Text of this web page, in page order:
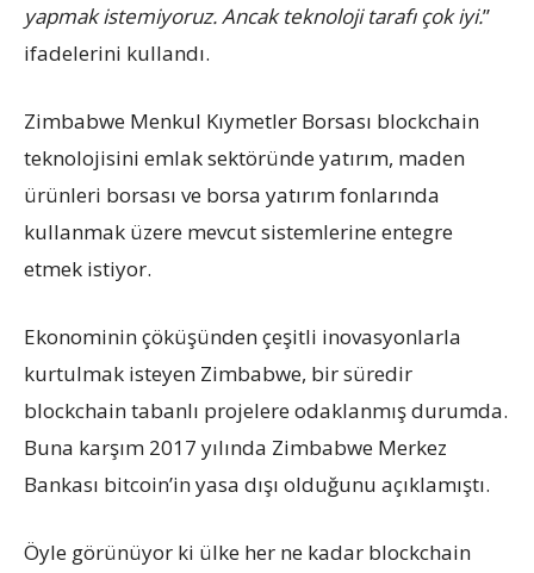
yapmak istemiyoruz. Ancak teknoloji tarafı çok iyi.”
ifadelerini kullandı.
Zimbabwe Menkul Kıymetler Borsası blockchain
teknolojisini emlak sektöründe yatırım, maden
ürünleri borsası ve borsa yatırım fonlarında
kullanmak üzere mevcut sistemlerine entegre
etmek istiyor.
Ekonominin çöküşünden çeşitli inovasyonlarla
kurtulmak isteyen Zimbabwe, bir süredir
blockchain tabanlı projelere odaklanmış durumda.
Buna karşım 2017 yılında Zimbabwe Merkez
Bankası bitcoin’in yasa dışı olduğunu açıklamıştı.
Öyle görünüyor ki ülke her ne kadar blockchain